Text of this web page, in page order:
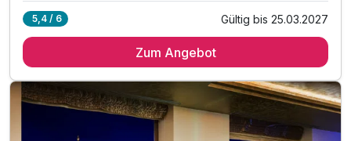
6 x reichhaltiges Frühstück vom Buffet
inkl. Spätabreise bis 13 Uhr*
1 x Welcome Drink**
inkl. 10% Preisnachlass an der Hotelbar
5,4 / 6 Gültig bis 25.03.2027
Zum Angebot